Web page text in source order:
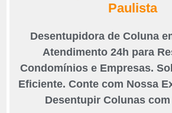
Paulista
Desentupidora de Coluna
Atendimento 24h para
Condomínios e Empresas.
Eficiente. Conte com Nossa
Desentupir Colunas